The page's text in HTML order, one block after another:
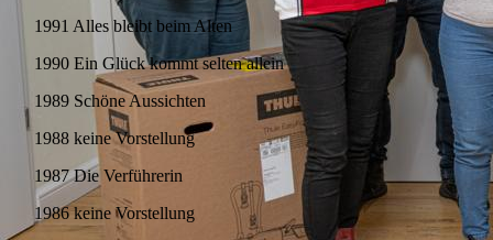
1991 Alles bleibt beim Alten
1990 Ein Glück kommt selten allein
1989 Schöne Aussichten
1988 keine Vorstellung
1987 Die Verführerin
1986 keine Vorstellung